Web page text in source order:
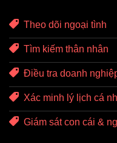
Theo dõi ngoại tình
Tìm kiếm thân nhân
Điều tra doanh
Xác minh lý lịch cá
Giám sát con cái &